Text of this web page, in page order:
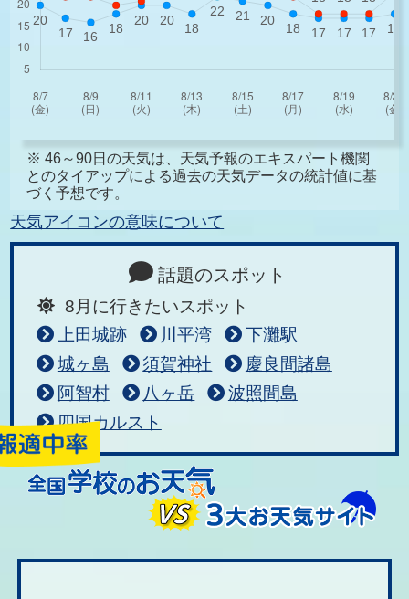
※ 46～90日の天気は、天気予報のエキスパート機関
とのタイアップによる過去の天気データの統計値に基
づく予想です。
天気アイコンの意味について
話題のスポット
8月に行きたいスポット
上田城跡
川平湾
下灘駅
城ヶ島
須賀神社
慶良間諸島
阿智村
八ヶ岳
波照間島
四国カルスト